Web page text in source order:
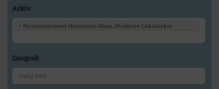
Arkiv
× Forstadsmuseet Historiens Huse, Hvidovre Lokalarkiv
Geografi